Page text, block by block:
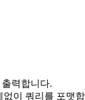
력합니다.
이 쿼리를 포맷